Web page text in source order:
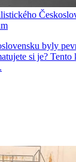
byly
si je?